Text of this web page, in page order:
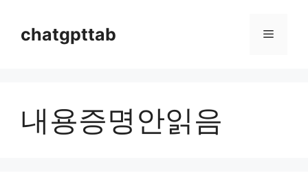
chatgpttab 메
내용증명안읽음